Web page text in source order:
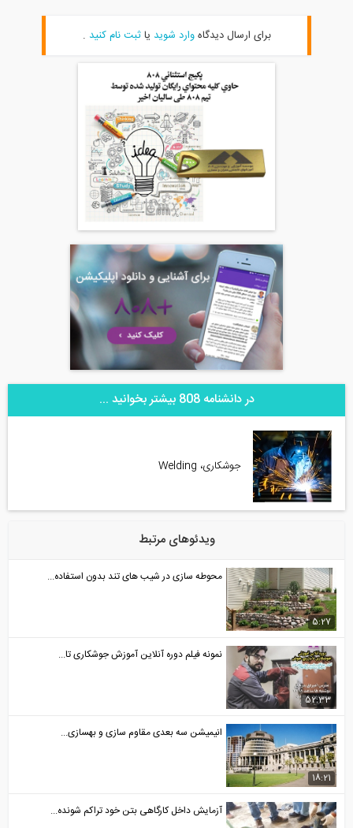
برای ارسال دیدگاهوارد شویدیاثبت نام کنید.
در دانشنامه 808 بیشتر بخوانید ...
جوشکاری، Welding
ویدئوهای مرتبط
5:27
محوطه سازی در شیب های تند بدون استفاده...
52:33
نمونه فیلم دوره آنلاين آموزش جوشکاری تا...
18:21
انیمیشن سه بعدی مقاوم سازی و بهسازی...
آزمایش داخل کارگاهی بتن خود تراکم شونده...